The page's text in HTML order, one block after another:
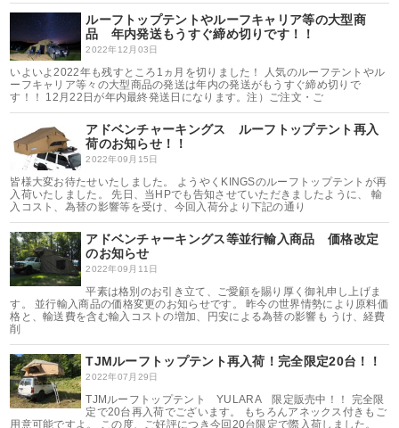
ルーフトップテントやルーフキャリア等の大型商
品 年内発送もうすぐ締め切りです！！
2022年12月03日
いよいよ2022年も残すところ1ヵ月を切りました！ 人気のルーフテントやル
ーフキャリア等々の大型商品の発送は年内の発送がもうすぐ締め切りで
す！！ 12月22日が年内最終発送日になります。注）ご注文・ご
アドベンチャーキングス ルーフトップテント再入
荷のお知らせ！！
2022年09月15日
皆様大変お待たせいたしました。 ようやくKINGSのルーフトップテントが再
入荷いたしました。 先日、当HPでも告知させていただきましたように、 輸
入コスト、為替の影響等を受け、今回入荷分より下記の通り
アドベンチャーキングス等並行輸入商品 価格改定
のお知らせ
2022年09月11日
平素は格別のお引き立て、ご愛顧を賜り厚く御礼申し上げま
す。 並行輸入商品の価格変更のお知らせです。 昨今の世界情勢により原料価
格と、輸送費を含む輸入コストの増加、円安による為替の影響も うけ、経費
削
TJMルーフトップテント再入荷！完全限定20台！！
2022年07月29日
TJMルーフトップテント YULARA 限定販売中！！ 完全限
定で20台再入荷でございます。 もちろんアネックス付きもご
用意可能ですよ。 この度、ご好評につき今回20台限定で際入荷しました。